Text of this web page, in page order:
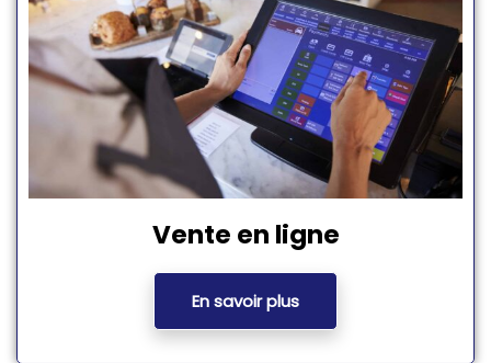
Vente en ligne
En savoir plus